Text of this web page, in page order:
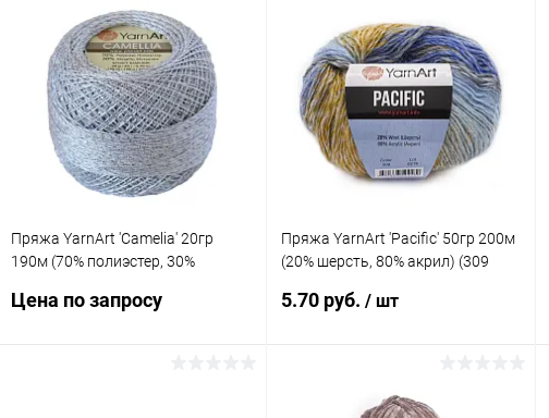
В корзину
Купить в 1 клик Сравнение
В избранное Под заказ
Купить в 1 клик Сравнение
В избранное Под заказ
Пряжа YarnArt 'Camelia' 20гр
190м (70% полиэстер, 30%
Цена по запросу
Пряжа YarnArt 'Pacific' 50гр 200м
(20% шерсть, 80% акрил) (309
5.70 руб. / шт
В корзину